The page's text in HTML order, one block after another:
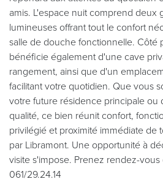
amis. L'espace nuit comprend deux
lumineuses offrant tout le confort
salle de douche fonctionnelle. Côté
bénéficie également d'une cave
rangement, ainsi que d'un
facilitant votre quotidien. Que vous
votre future résidence principale ou
qualité, ce bien réunit confort,
privilégié et proximité immédiate de
par Libramont. Une opportunité à
visite s'impose. Prenez rendez-
061/29.24.14